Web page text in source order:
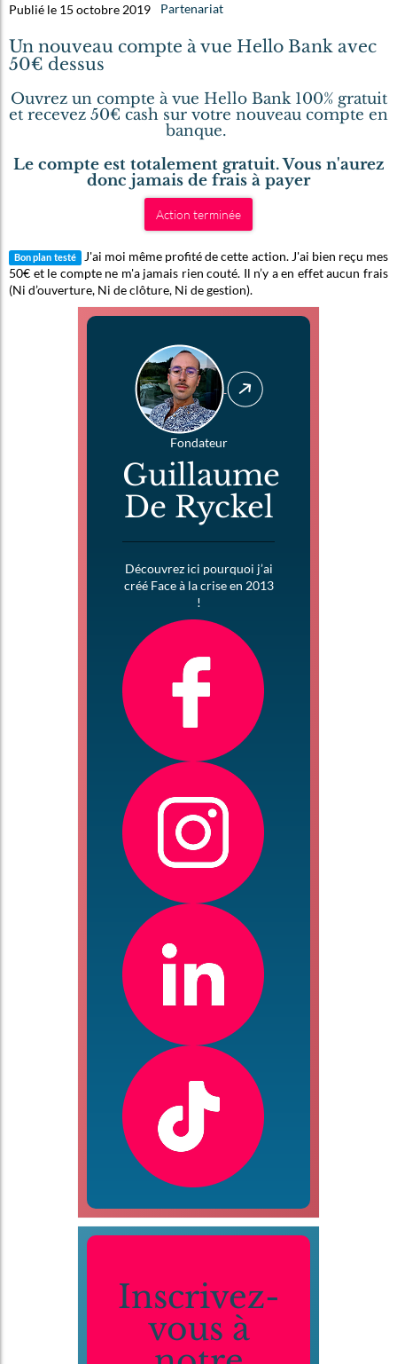
Publié le 15 octobre 2019 Partenariat
Un nouveau compte à vue Hello Bank avec
50€ dessus
Ouvrez un compte à vue Hello Bank 100% gratuit
et recevez 50€ cash sur votre nouveau compte en
banque.
Le compte est totalement gratuit. Vous n'aurez
donc jamais de frais à payer
Action terminée
Bon plan testé J'ai moi même profité de cette action. J'ai bien reçu mes
50€ et le compte ne m'a jamais rien couté. Il n’y a en effet aucun frais
(Ni d’ouverture, Ni de clôture, Ni de gestion).
Fondateur
Guillaume
De Ryckel
Découvrez ici pourquoi j’ai
créé Face à la crise en 2013
!
Inscrivez-
vous à